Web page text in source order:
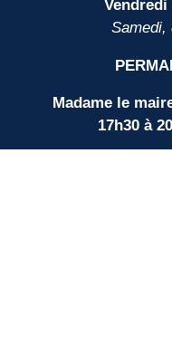
Vendredi
Samedi,
Madame le
17h30 à